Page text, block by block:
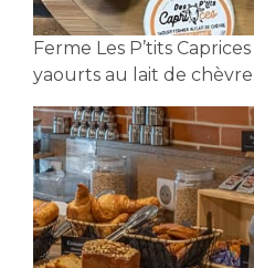
Ferme Les P’tits
yaourts au lait de